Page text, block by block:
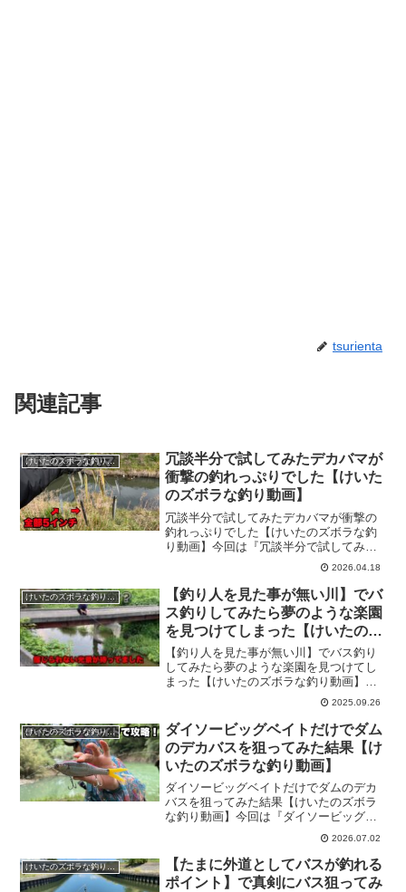
tsurienta
関連記事
けいたのズボラな釣り動画
冗談半分で試してみたデカバマが
衝撃の釣れっぷりでした【けいた
のズボラな釣り動画】
冗談半分で試してみたデカバマが衝撃の
釣れっぷりでした【けいたのズボラな釣
り動画】今回は『冗談半分で試してみた
デカバマが衝撃の釣れっぷりでした』で
す！『けいたのズボラな釣り動画』基本
的にバス釣りがメインでバスの教育に励
んでいます。前回の釣り動...
2026.04.18
けいたのズボラな釣り動画
【釣り人を見た事が無い川】でバ
ス釣りしてみたら夢のような楽園
を見つけてしまった【けいたのズ
ボラな釣り動画】
【釣り人を見た事が無い川】でバス釣り
してみたら夢のような楽園を見つけてし
まった【けいたのズボラな釣り動画】今
回は『【釣り人を見た事が無い川】でバ
ス釣りしてみたら夢のような楽園を見つ
けてしまった』です！『けいたのズボラ
な釣り動画』基本的にバス...
2025.09.26
けいたのズボラな釣り動画
ダイソービッグベイトだけでダム
のデカバスを狙ってみた結果【け
いたのズボラな釣り動画】
ダイソービッグベイトだけでダムのデカ
バスを狙ってみた結果【けいたのズボラ
な釣り動画】今回は『ダイソービッグベ
イトだけでダムのデカバスを狙ってみた
結果』です！『けいたのズボラな釣り動
画』基本的にバス釣りがメインでバスの
教育に励んでいます。前回...
2026.07.02
けいたのズボラな釣り動画
【たまに外道としてバスが釣れる
ポイント】で真剣にバス狙ってみ